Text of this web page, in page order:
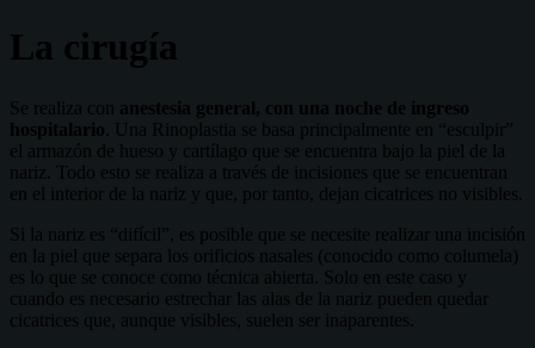
La cirugía
Se realiza con anestesia general, con una noche de ingreso
hospitalario . Una Rinoplastia se basa principalmente en “esculpir”
el armazón de hueso y cartílago que se encuentra bajo la piel de la
nariz. Todo esto se realiza a través de incisiones que se encuentran
en el interior de la nariz y que, por tanto, dejan cicatrices no visibles.
Si la nariz es “difícil”, es posible que se necesite realizar una incisión
en la piel que separa los orificios nasales (conocido como columela)
es lo que se conoce como técnica abierta. Solo en este caso y
cuando es necesario estrechar las alas de la nariz pueden quedar
cicatrices que, aunque visibles, suelen ser inaparentes.